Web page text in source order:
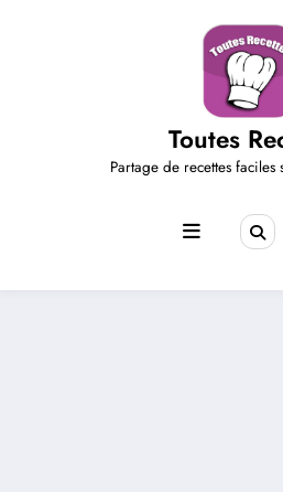
Toutes
Partage de recettes faciles